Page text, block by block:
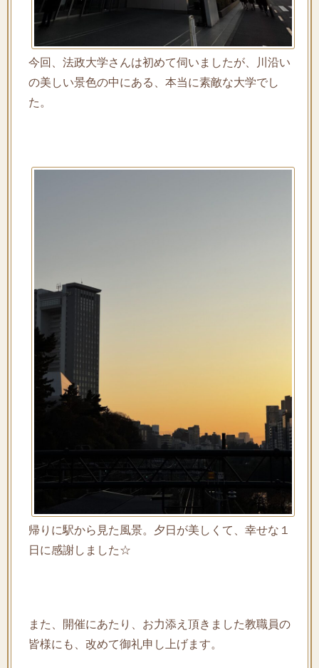
今回、法政大学さんは初めて伺いましたが、川沿い
の美しい景色の中にある、本当に素敵な大学でし
た。
帰りに駅から見た風景。夕日が美しくて、幸せな１
日に感謝しました☆
また、開催にあたり、お力添え頂きました教職員の
皆様にも、改めて御礼申し上げます。